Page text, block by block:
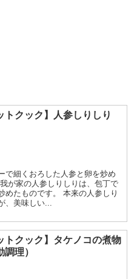
トクック】人参しりしり
で細くおろした人参と卵を炒め
が家の人参しりしりは、包丁で
めたものです。 本来の人参しり
、美味しい...
トクック】タケノコの煮物
調理）